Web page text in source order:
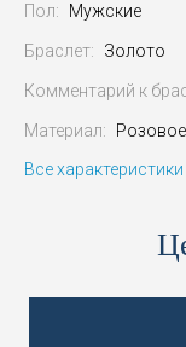
Пол: Мужские
Браслет: Золото
Комментарий к
Материал:
Все характеристики